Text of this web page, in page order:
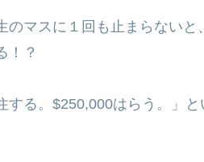
のマスに１回も止まらないと
！？
る。$250,000はらう。」